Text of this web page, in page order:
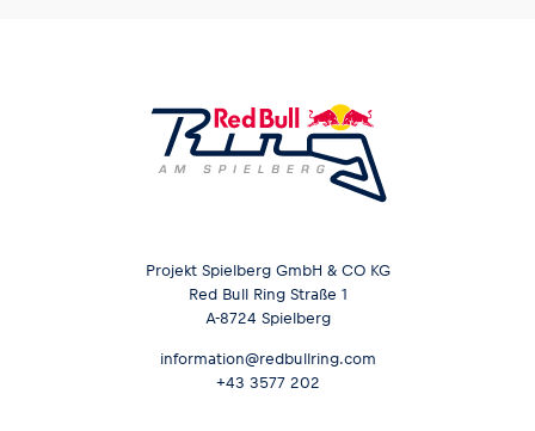
Projekt Spielberg GmbH & CO KG
Red Bull Ring Straße 1
A-8724 Spielberg
information@redbullring.com
+43 3577 202